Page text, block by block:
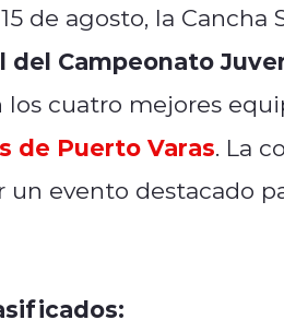
de agosto, la
del Campeonato
cuatro mejores
de Puerto Varas. La
un evento destacado